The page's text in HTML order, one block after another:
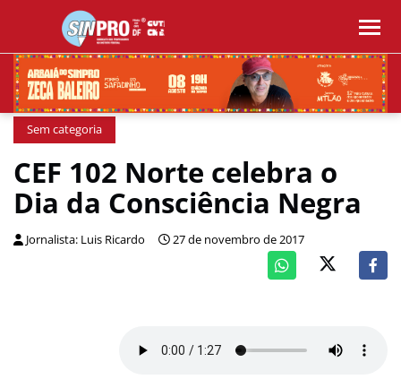
Sem categoria
CEF 102 Norte celebra o
Dia da Consciência Negra
Jornalista: Luis Ricardo 27 de novembro de 2017